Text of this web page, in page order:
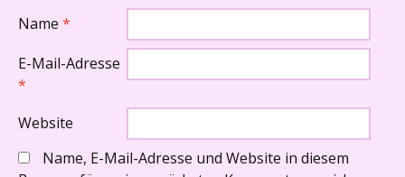
Name *
E-Mail-Adresse
*
Website
Name, E-Mail-Adresse und Website in diesem